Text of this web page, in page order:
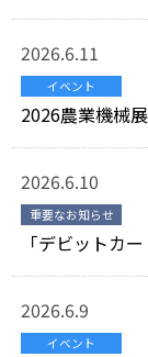
2026.6.11
イベント
2026農業機械
2026.6.10
重要なお知らせ
「デビットカ
2026.6.9
イベント